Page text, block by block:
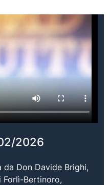
2026
Don Davide Brighi,
Forlì-Bertinoro,